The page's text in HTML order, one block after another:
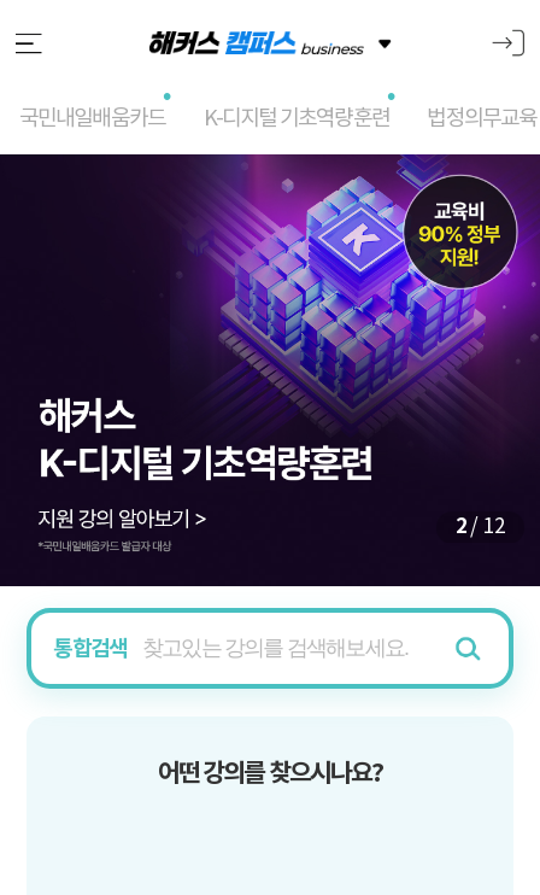
국민내일배움카드 K-디지털 기초역량훈련 법정의무교육
2 / 12
통합검색
어떤 강의를 찾으시나요?